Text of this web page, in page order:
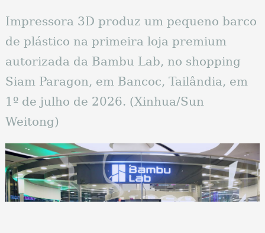
Impressora 3D produz um pequeno barco
de plástico na primeira loja premium
autorizada da Bambu Lab, no shopping
Siam Paragon, em Bancoc, Tailândia, em
1º de julho de 2026. (Xinhua/Sun
Weitong)